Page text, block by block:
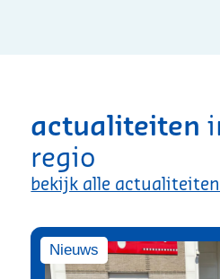
actualiteiten
regio
bekijk alle actualiteiten
Nieuws